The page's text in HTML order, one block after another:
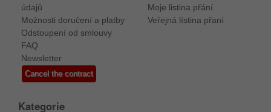
údajů
Možnosti doručení a platby
Odstoupení od smlouvy
FAQ
Newsletter
Cancel the contract
Moje listina přání
Veřejná lístina přaní
Kategorie